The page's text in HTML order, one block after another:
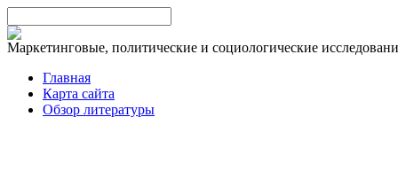
Маркетинговые, политические и социологические
Главная
Карта сайта
Обзор литературы